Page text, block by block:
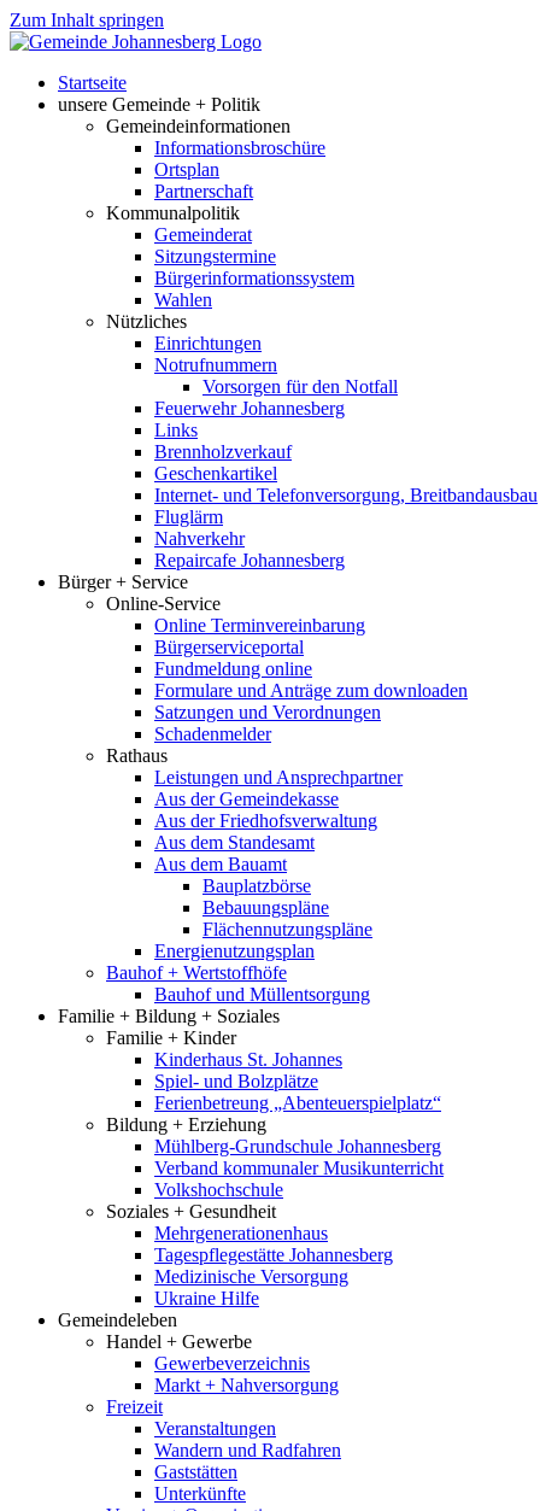
Zum Inhalt springen
Startseite
unsere Gemeinde + Politik
Gemeindeinformationen
Informationsbroschüre
Ortsplan
Partnerschaft
Kommunalpolitik
Gemeinderat
Sitzungstermine
Bürgerinformationssystem
Wahlen
Nützliches
Einrichtungen
Notrufnummern
Vorsorgen für den Notfall
Feuerwehr Johannesberg
Links
Brennholzverkauf
Geschenkartikel
Internet- und Telefonversorgung, Breitbandausbau
Fluglärm
Nahverkehr
Repaircafe Johannesberg
Bürger + Service
Online-Service
Online Terminvereinbarung
Bürgerserviceportal
Fundmeldung online
Formulare und Anträge zum downloaden
Satzungen und Verordnungen
Schadenmelder
Rathaus
Leistungen und Ansprechpartner
Aus der Gemeindekasse
Aus der Friedhofsverwaltung
Aus dem Standesamt
Aus dem Bauamt
Bauplatzbörse
Bebauungspläne
Flächennutzungspläne
Energienutzungsplan
Bauhof + Wertstoffhöfe
Bauhof und Müllentsorgung
Familie + Bildung + Soziales
Familie + Kinder
Kinderhaus St. Johannes
Spiel- und Bolzplätze
Ferienbetreung „Abenteuerspielplatz“
Bildung + Erziehung
Mühlberg-Grundschule Johannesberg
Verband kommunaler Musikunterricht
Volkshochschule
Soziales + Gesundheit
Mehrgenerationenhaus
Tagespflegestätte Johannesberg
Medizinische Versorgung
Ukraine Hilfe
Gemeindeleben
Handel + Gewerbe
Gewerbeverzeichnis
Markt + Nahversorgung
Freizeit
Veranstaltungen
Wandern und Radfahren
Gaststätten
Unterkünfte